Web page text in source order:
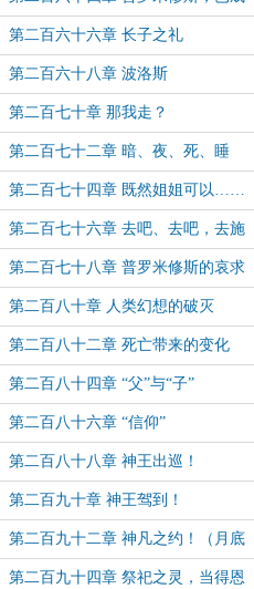
阻碍
第二百六十六章 长子之礼
第二百六十八章 波洛斯
第二百七十章 那我走？
第二百七十二章 暗、夜、死、睡
（5K，加更！）
第二百七十四章 既然姐姐可以……
那……
第二百七十六章 去吧、去吧，去施
予安宁与休憩
第二百七十八章 普罗米修斯的哀求
第二百八十章 人类幻想的破灭
第二百八十二章 死亡带来的变化
第二百八十四章 “父”与“子”
第二百八十六章 “信仰”
第二百八十八章 神王出巡！
第二百九十章 神王驾到！
第二百九十二章 神凡之约！（月底
求月票~~~）
第二百九十四章 祭祀之灵，当得恩